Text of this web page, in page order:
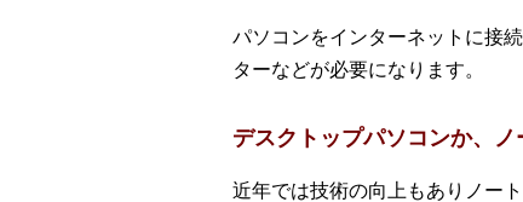
パソコンをインターネットに接
ターなどが必要になります。
デスクトップパソコンか、
近年では技術の向上もありノー